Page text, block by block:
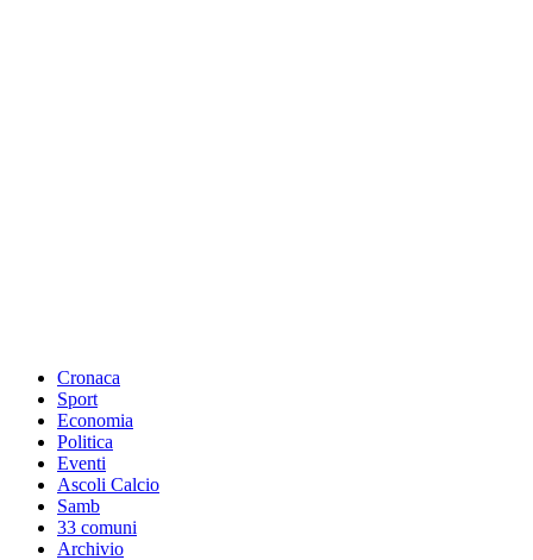
Cronaca
Sport
Economia
Politica
Eventi
Ascoli Calcio
Samb
33 comuni
Archivio